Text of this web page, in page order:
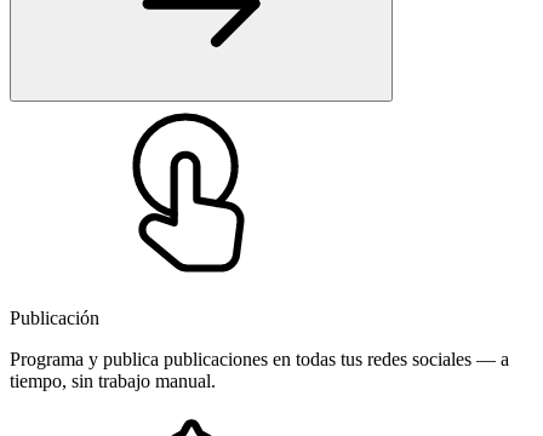
Publicación
Programa y publica publicaciones en todas tus redes sociales — a
tiempo, sin trabajo manual.